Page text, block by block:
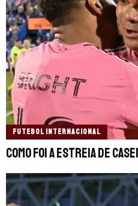
FUTEBOL INTERNACIONAL
Como foi a estreia de